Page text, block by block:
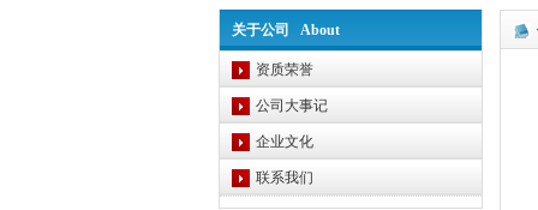
关于公司 About
资质荣誉
公司大事记
企业文化
联系我们